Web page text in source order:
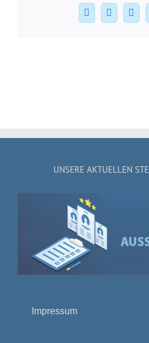
Facebook
X
UNSERE AKTUELLEN
Impressum